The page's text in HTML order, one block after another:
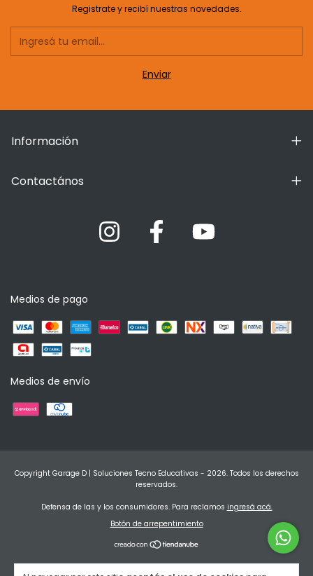
Registrate y recibí nuestras novedades.
Información
Contactános
Medios de pago
Medios de envío
Copyright Garage D | Soluciones Tecno Educativas - 2026. Todos los derechos
reservados.
Defensa de las y los consumidores. Para reclamos ingresá acá.
Botón de arrepentimiento